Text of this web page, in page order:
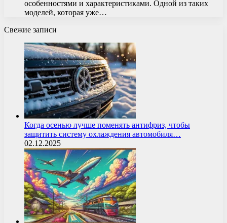
особенностями и характеристиками. Одной из таких
моделей, которая уже…
Свежие записи
Когда осенью лучше поменять антифриз, чтобы
защитить систему охлаждения автомобиля…
02.12.2025